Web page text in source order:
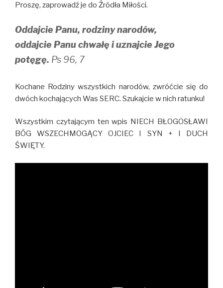
Proszę, zaprowadź je do Źródła Miłości.
Oddajcie Panu, rodziny narodów,
oddajcie Panu chwałę i uznajcie Jego
potęgę. Ps 96, 7
Kochane Rodziny wszystkich narodów, zwróćcie się do
dwóch kochających Was SERC. Szukajcie w nich ratunku!
Wszystkim czytającym ten wpis NIECH BŁOGOSŁAWI
BÓG WSZECHMOGĄCY OJCIEC I SYN + I DUCH
ŚWIĘTY.